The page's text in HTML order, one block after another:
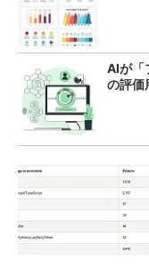
AIが「
の評価